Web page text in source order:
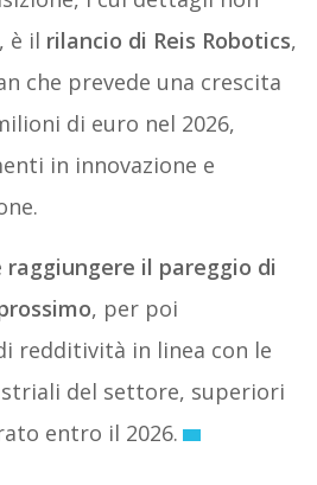
è il rilancio di Reis Robotics,
che prevede una crescita
di euro nel 2026,
in innovazione e
raggiungere il pareggio di
, per poi
redditività in linea con le
del settore, superiori
entro il 2026.